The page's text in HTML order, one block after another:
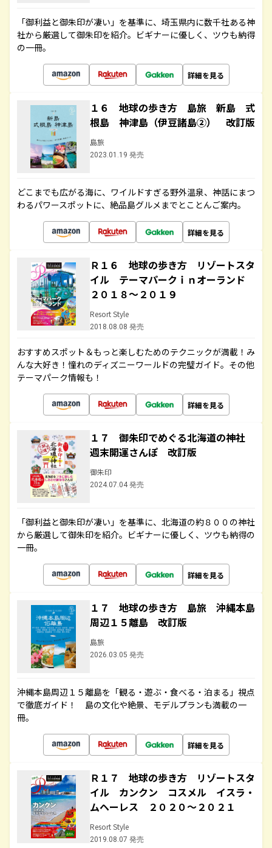
「御利益と御朱印が凄い」を基準に、埼玉県内に数千社ある神
社から厳選して御朱印を紹介。ビギナーに優しく、ツウも納得
の一冊。
詳細を見る
１６ 地球の歩き方 島旅 新島 式
根島 神津島（伊豆諸島②） 改訂版
島旅
2023.01.19 発売
どこまでも広がる海に、ワイルドすぎる野外温泉、神話にまつ
わるパワースポットに、絶品島グルメまでとことんご案内。
詳細を見る
Ｒ１６ 地球の歩き方 リゾートスタ
イル テーマパークｉｎオーランド
２０１８～２０１９
Resort Style
2018.08.08 発売
おすすめスポット＆もっと楽しむためのテクニックが満載！み
んな大好き！憧れのディズニーワールドの完璧ガイド。その他
テーマパーク情報も！
詳細を見る
１７ 御朱印でめぐる北海道の神社
週末開運さんぽ 改訂版
御朱印
2024.07.04 発売
「御利益と御朱印が凄い」を基準に、北海道の約８００の神社
から厳選して御朱印を紹介。ビギナーに優しく、ツウも納得の
一冊。
詳細を見る
１７ 地球の歩き方 島旅 沖縄本島
周辺１５離島 改訂版
島旅
2026.03.05 発売
沖縄本島周辺１５離島を「観る・遊ぶ・食べる・泊まる」視点
で徹底ガイド！ 島の文化や絶景、モデルプランも満載の一
冊。
詳細を見る
Ｒ１７ 地球の歩き方 リゾートスタ
イル カンクン コスメル イスラ・
ムヘーレス ２０２０～２０２１
Resort Style
2019.08.07 発売